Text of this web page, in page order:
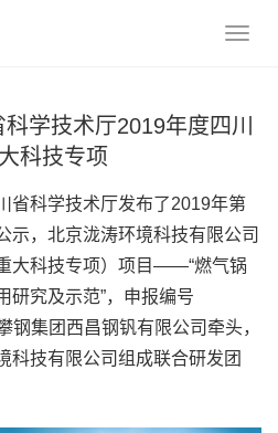
学技术厅2019年度四川
科技专项
科学技术厅发布了2019年第
示，北京泷涛环境科技有限公司
大科技专项）项目——“燃气锅
研究及示范”，申报编号
钢集团西昌钢钒有限公司牵头，
科技有限公司组成联合研发团